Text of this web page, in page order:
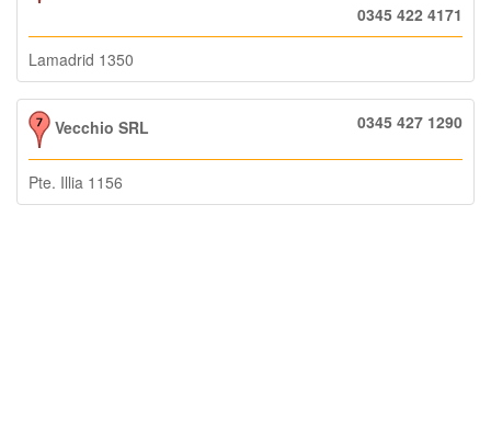
0345 422 4171
Lamadrid 1350
Vecchio SRL 0345 427 1290
Pte. Illia 1156